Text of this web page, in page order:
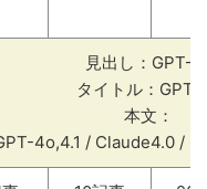
見出し：GPT-
タイトル：GPT-
本文：
4o,4.1 / Claude4.0 /